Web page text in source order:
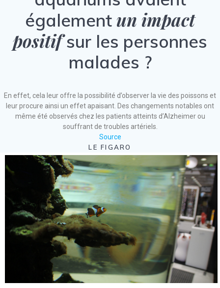
également un impact
positifsur les personnes
malades ?
En effet, cela leur offre la possibilité d’observer la vie des poissons et
leur procure ainsi un effet apaisant. Des changements notables ont
même été observés chez les patients atteints d’Alzheimer ou
souffrant de troubles artériels.
Source
LE FIGARO